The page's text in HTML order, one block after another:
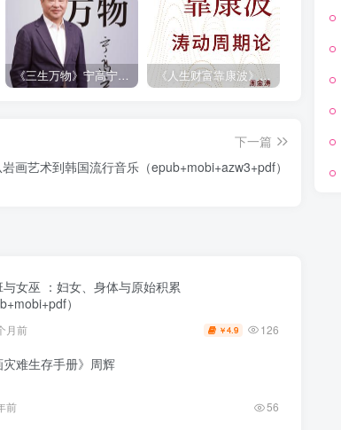
《三生万物》宁高宁（epub+mobi+azw3+pdf） 《人生财富靠康波》波动周期论（epub+mobi+azw3+pdf）
下一篇
岩画艺术到韩国流行音乐（epub+mobi+azw3+pdf）
女巫 ：妇女、身体与原始积累
）
月前 ￥4.9 126
灾难生存手册》周辉
前 56